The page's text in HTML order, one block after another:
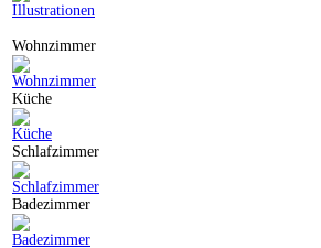
Wohnzimmer
Küche
Schlafzimmer
Badezimmer